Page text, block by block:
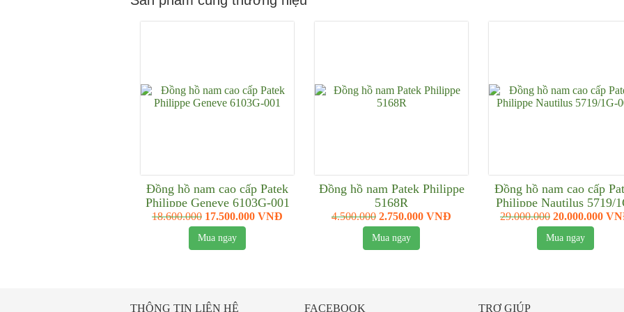
Đồng hồ nam cao cấp Patek
Philippe Geneve 6103G-001
18.600.000 17.500.000 VNĐ
Mua ngay
Đồng hồ nam Patek Philippe
5168R
4.500.000 2.750.000 VNĐ
Mua ngay
Đồng hồ nam cao cấp
Philippe Nautilus 5719/
001
29.000.000 20.000.000
Mua ngay
THÔNG TIN LIÊN HỆ FACEBOOK TRỢ GIÚP